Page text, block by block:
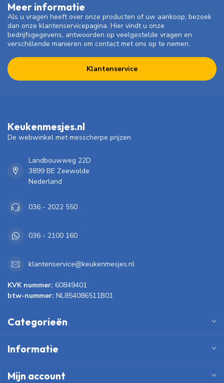
Meer informatie
Als u vragen heeft over onze producten of uw aankoop, bezoek
dan onze klantenservicepagina. Hier vindt u onze
bedrijfsgegevens, antwoorden op veelgestelde vragen en
verschillende manieren om contact met ons op te nemen.
Klantenservice
Keukenmesjes.nl
De webwinkel met messcherpe prijzen
Landbouwweg 22D
3899 BE Zeewolde
Nederland
036 - 2022 550
036 - 2100 160
klantenservice@keukenmesjes.nl
KVK nummer: 60849401
btw-nummer: NL854086511B01
Categorieën
Informatie
Mijn account